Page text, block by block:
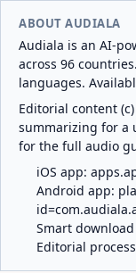
ABOUT AUDIALA
Audiala is an AI-
across 96
languages.
Editorial content
summarizing for a
for the full audio
iOS app:
Android app:
Smart
Editorial